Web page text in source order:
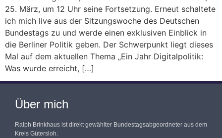
25. März, um 12 Uhr seine Fortsetzung. Erneut schaltete
ich mich live aus der Sitzungswoche des Deutschen
Bundestags zu und werde einen exklusiven Einblick in
die Berliner Politik geben. Der Schwerpunkt liegt dieses
Mal auf dem aktuellen Thema „Ein Jahr Digitalpolitik:
Was wurde erreicht, […]
Über mich
Ralph Brinkhaus ist direkt gewählter Bundestagsabgeordneter aus dem
Kreis Gütersloh.